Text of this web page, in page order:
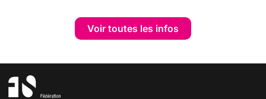
Voir toutes les infos